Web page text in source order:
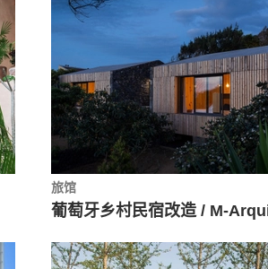
旅馆
葡萄牙乡村民宿改造 / M-